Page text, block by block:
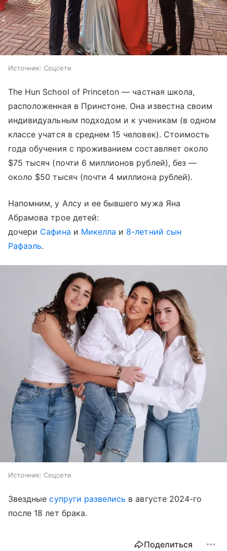
Источник: Соцсети
The Hun School of Princeton — частная школа,
расположенная в Принстоне. Она известна своим
индивидуальным подходом и к ученикам (в одном
классе учатся в среднем 15 человек). Стоимость
года обучения с проживанием составляет около
$75 тысяч (почти 6 миллионов рублей), без —
около $50 тысяч (почти 4 миллиона рублей).
Напомним, у Алсу и ее бывшего мужа Яна
Абрамова трое детей:
дочери Сафина и Микелла и 8-летний сын
Рафаэль.
Источник: Соцсети
Звездныесупруги развелись в августе 2024-го
после 18 лет брака.
Поделиться